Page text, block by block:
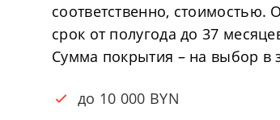
соответственно,
срок от полугода до 37
Сумма покрытия – на выбор в
до 10 000 BYN